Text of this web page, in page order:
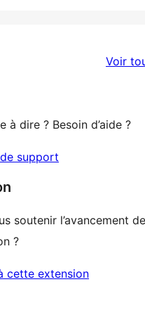
Voir
à dire ? Besoin d’aide ?
support
soutenir l’avancement de
?
cette extension